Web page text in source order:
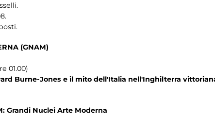
(GNAM)
01.00)
Burne-Jones e il mito dell'Italia nell'Inghilterra
Grandi Nuclei Arte Moderna